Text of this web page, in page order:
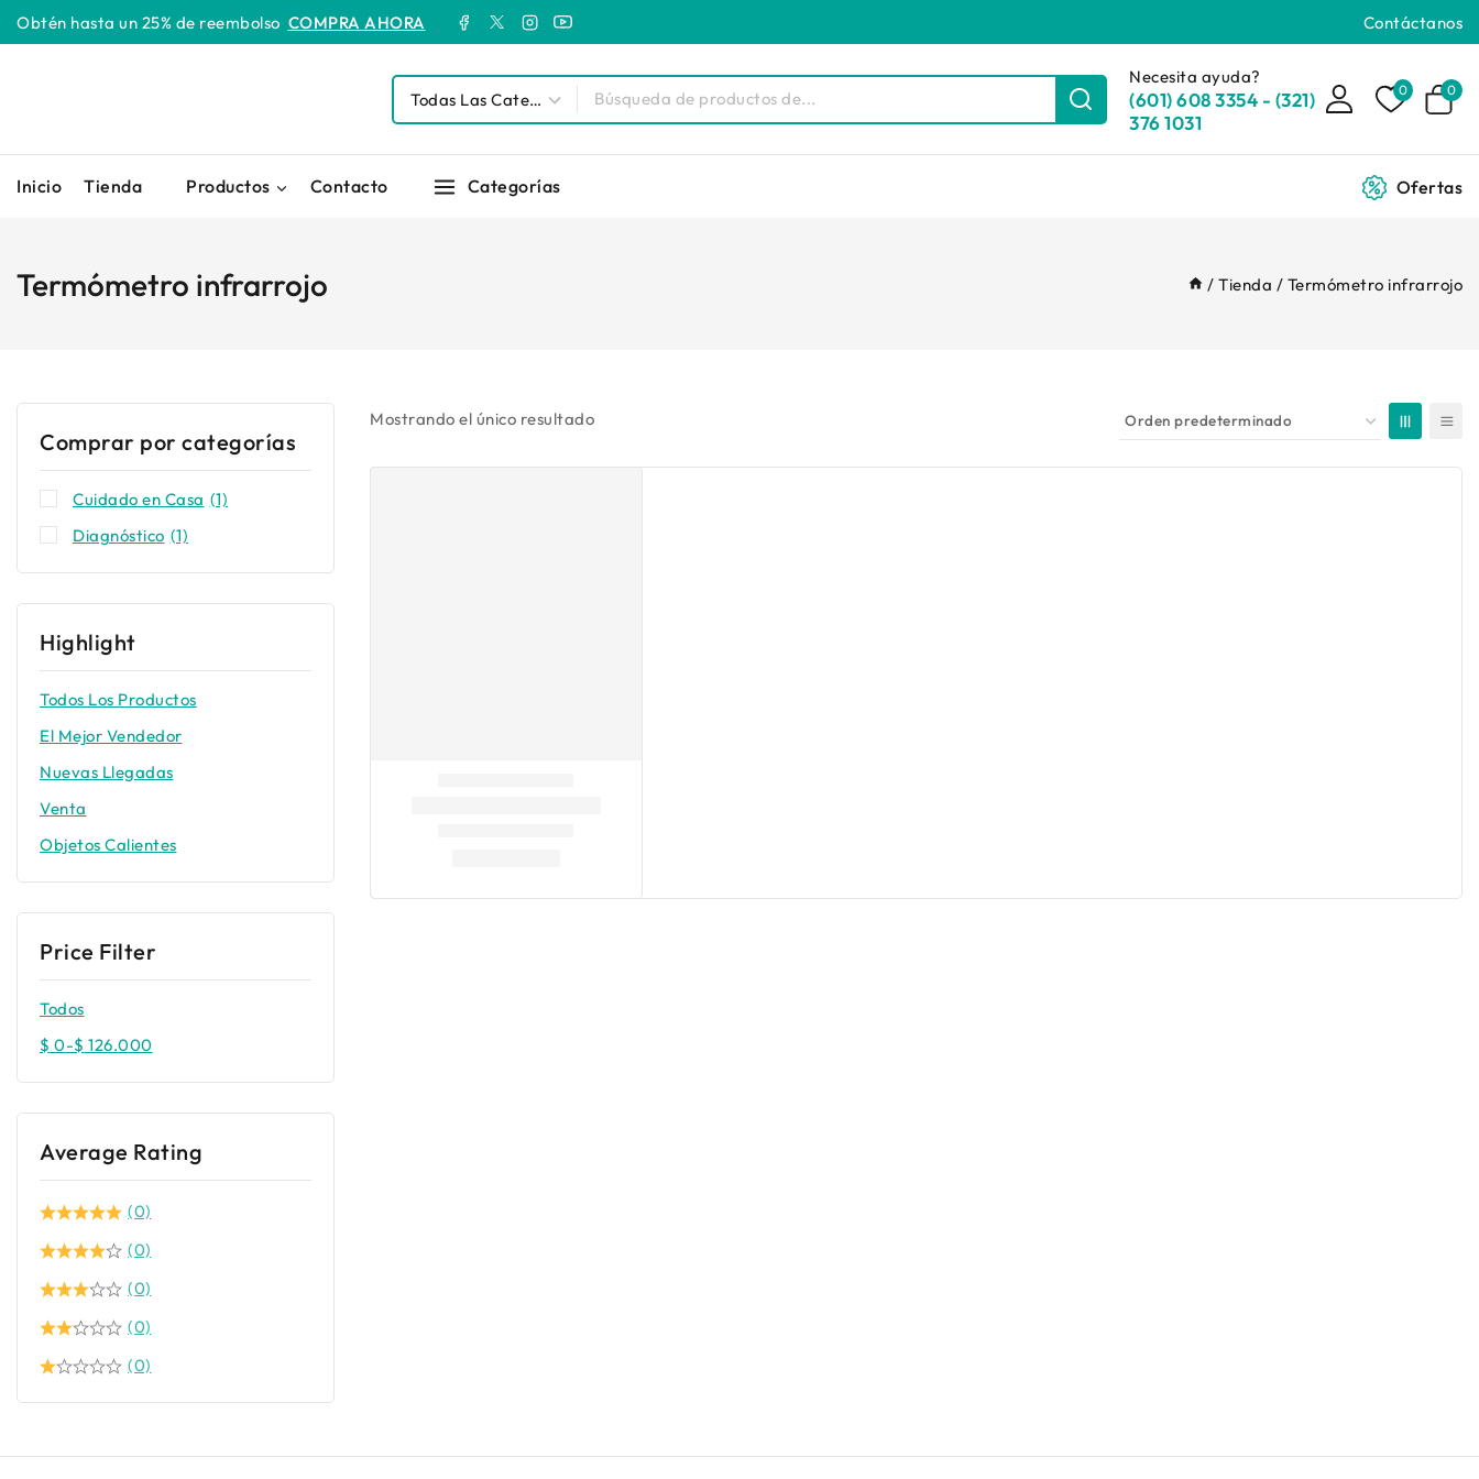
Obtén hasta un 25% de reembolso COMPRA AHORA Contáctanos
Necesita ayuda?
(601) 608 3354 - (321)
376 1031
0 0
Inicio Tienda Productos Contacto Categorías Ofertas
/ Tienda / Termómetro infrarrojo
Termómetro infrarrojo
Mostrando el único resultado
Comprar por categorías
Cuidado en Casa (1)
Diagnóstico (1)
Highlight
Todos Los Productos
El Mejor Vendedor
Nuevas Llegadas
Venta
Objetos Calientes
Price Filter
Todos
$ 0-$ 126.000
Average Rating
(0)
(0)
(0)
(0)
(0)